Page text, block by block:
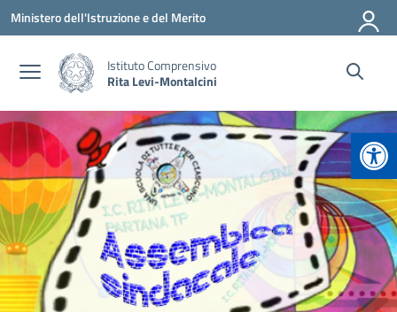
Vai ai contenuti
Vai al menu di navigazione
Vai al footer
Ministero dell'Istruzione e del Merito
Istituto Comprensivo
Rita Levi-Montalcini